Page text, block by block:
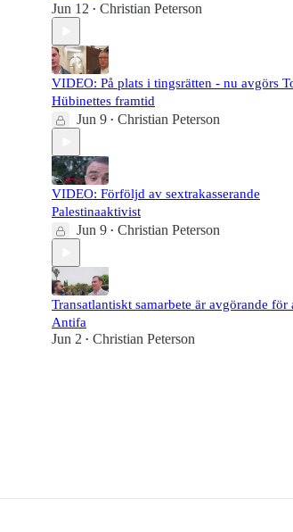
Jun 12 • Christian Peterson
VIDEO: På plats i tingsrätten - nu avgörs
Hübinettes framtid
Jun 9 • Christian Peterson
VIDEO: Förföljd av sextrakasserande
Palestinaaktivist
Jun 9 • Christian Peterson
Transatlantiskt samarbete är avgörande för
Antifa
Jun 2 • Christian Peterson